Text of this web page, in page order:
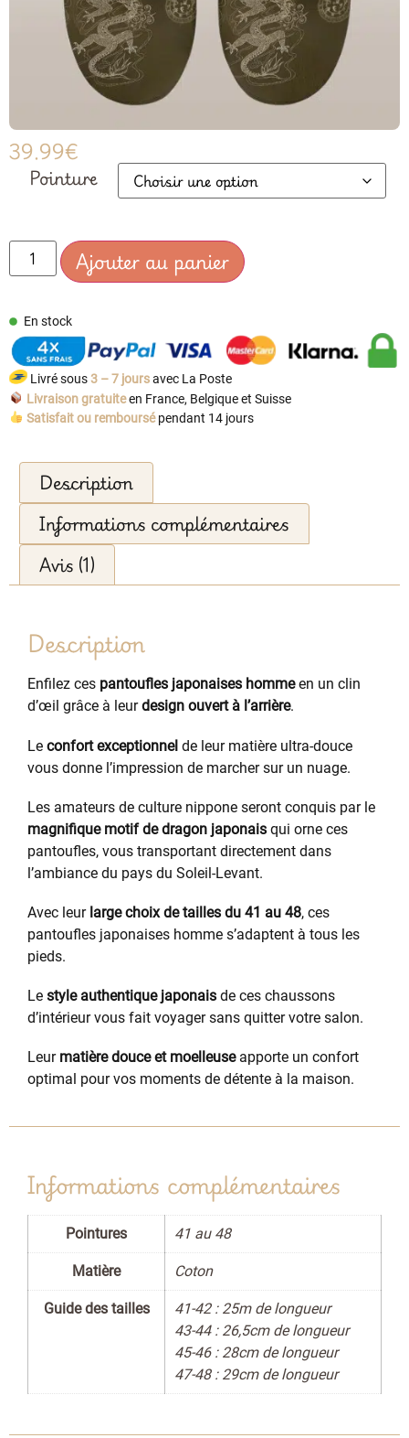
39.99€
Pointure
Ajouter au panier
En stock
Livré sous3 – 7 joursavec La Poste
Livraison gratuiteen France, Belgique et Suisse
Satisfait ou remboursépendant 14 jours
Description
Informations complémentaires
Avis (1)
Description
Enfilez ces pantoufles japonaises hommeen un clin
d’œil grâce à leurdesign ouvert à l’arrière.
Le confort exceptionnel de leur matière ultra-douce
vous donne l’impression de marcher sur un nuage.
Les amateurs de culture nippone seront conquis par le
magnifique motif de dragon japonais qui orne ces
pantoufles, vous transportant directement dans
l’ambiance du pays du Soleil-Levant.
Avec leur large choix de tailles du 41 au 48, ces
pantoufles japonaises homme s’adaptent à tous les
pieds.
Le style authentique japonais de ces chaussons
d’intérieur vous fait voyager sans quitter votre salon.
Leur matière douce et moelleuseapporte un confort
optimal pour vos moments de détente à la maison.
Informations complémentaires
Pointures 41 au 48
Matière Coton
Guide des tailles
41-42 : 25m de longueur
43-44 : 26,5cm de longueur
45-46 : 28cm de longueur
47-48 : 29cm de longueur